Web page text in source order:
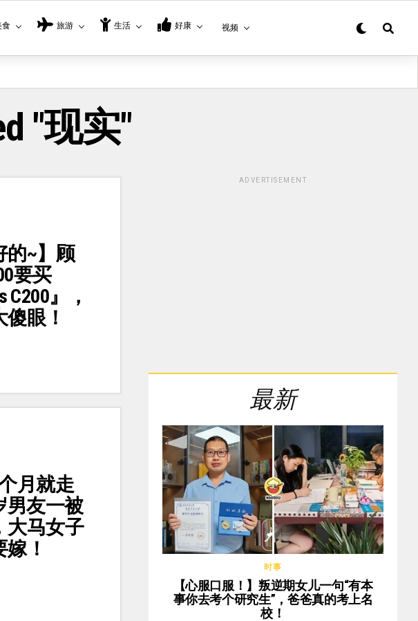
食 旅游 生活 好康 视频
"现实"
的~】顾
要买
C200』，
眼！
月就走
男友一被
大马女子
！
ADVERTISEMENT
最新
时事
【心服口服！】叛逆期女儿一句“有本
事你去考个研究生”，爸爸真的考上名
校！